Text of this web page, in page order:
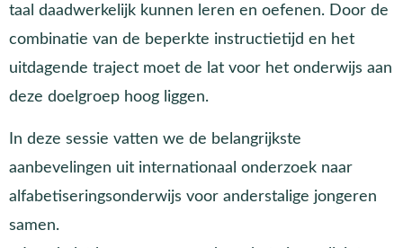
taal daadwerkelijk kunnen leren en oefenen. Door de
combinatie van de beperkte instructietijd en het
uitdagende traject moet de lat voor het onderwijs aan
deze doelgroep hoog liggen.
In deze sessie vatten we de belangrijkste
aanbevelingen uit internationaal onderzoek naar
alfabetiseringsonderwijs voor anderstalige jongeren
samen.